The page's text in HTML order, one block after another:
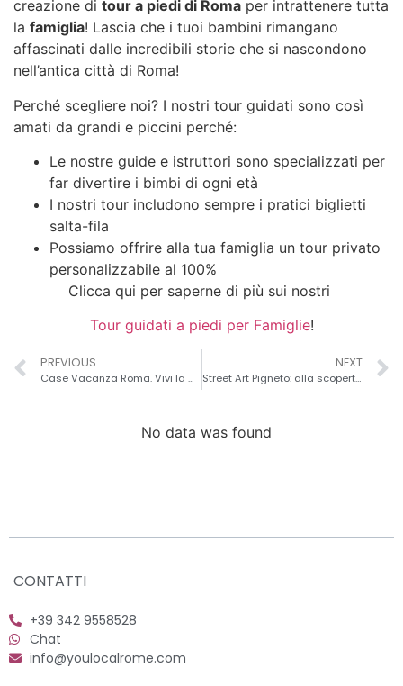
creazione di tour a piedi di Roma per intrattenere tutta
la famiglia! Lascia che i tuoi bambini rimangano
affascinati dalle incredibili storie che si nascondono
nell’antica città di Roma!
Perché scegliere noi? I nostri tour guidati sono così
amati da grandi e piccini perché:
Le nostre guide e istruttori sono specializzati per
far divertire i bimbi di ogni età
I nostri tour includono sempre i pratici biglietti
salta-fila
Possiamo offrire alla tua famiglia un tour privato
personalizzabile al 100%
Clicca qui per saperne di più sui nostri
Tour guidati a piedi per Famiglie!
PREVIOUS
Case Vacanza Roma. Vivi la Città Eterna da vero Local!
NEXT
Street Art Pigneto: alla scoperta del quartiere hipster di Roma
No data was found
CONTATTI
+39 342 9558528
Chat
info@youlocalrome.com